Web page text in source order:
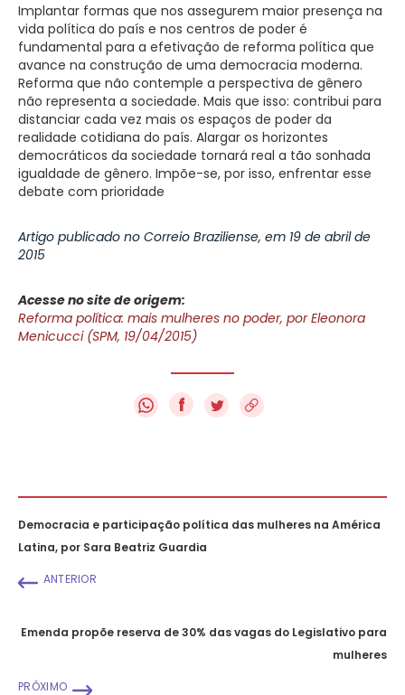
Implantar formas que nos assegurem maior presença na
vida política do país e nos centros de poder é
fundamental para a efetivação de reforma política que
avance na construção de uma democracia moderna.
Reforma que não contemple a perspectiva de gênero
não representa a sociedade. Mais que isso: contribui para
distanciar cada vez mais os espaços de poder da
realidade cotidiana do país. Alargar os horizontes
democráticos da sociedade tornará real a tão sonhada
igualdade de gênero. Impõe-se, por isso, enfrentar esse
debate com prioridade
Artigo publicado no Correio Braziliense, em 19 de abril de
2015
Acesse no site de origem:
Reforma política: mais mulheres no poder, por Eleonora
Menicucci (SPM, 19/04/2015)
f
Democracia e participação política das mulheres na América
Latina, por Sara Beatriz Guardia
ANTERIOR
Emenda propõe reserva de 30% das vagas do Legislativo para
mulheres
PRÓXIMO